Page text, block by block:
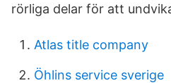
rörliga delar för att
Atlas title company
Öhlins service sverige